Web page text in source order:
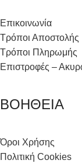
Επικοινωνία
Τρόποι Αποστολής
Τρόποι Πληρωμής
Επιστροφές –
ΒΟΗΘΕΙΑ
Όροι Χρήσης
Πολιτική Cookies